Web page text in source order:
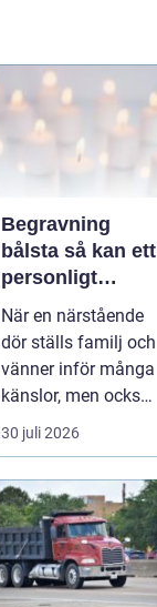
Begravning
bålsta så kan ett
personligt
avsked formas
När en närstående
dör ställs familj och
vänner inför många
känslor, men också
praktiska beslut. En
b...
30 juli 2026